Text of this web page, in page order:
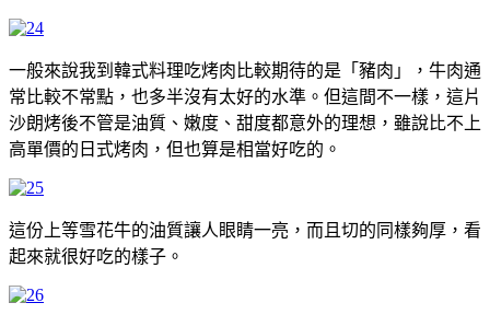
一般來說我到韓式料理吃烤肉比較期待的是「豬肉」，牛肉通
常比較不常點，也多半沒有太好的水準。但這間不一樣，這片
沙朗烤後不管是油質、嫩度、甜度都意外的理想，雖說比不上
高單價的日式烤肉，但也算是相當好吃的。
這份上等雪花牛的油質讓人眼睛一亮，而且切的同樣夠厚，看
起來就很好吃的樣子。